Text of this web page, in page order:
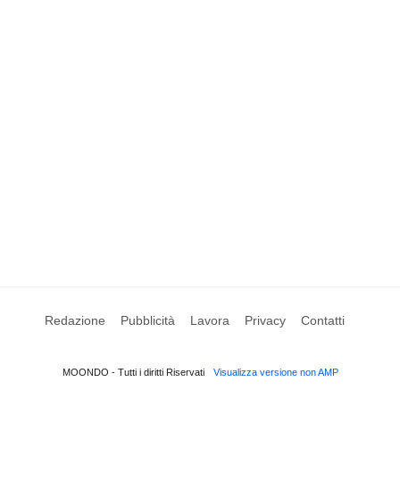
Redazione Pubblicità Lavora Privacy Contatti
MOONDO - Tutti i diritti Riservati Visualizza versione non AMP